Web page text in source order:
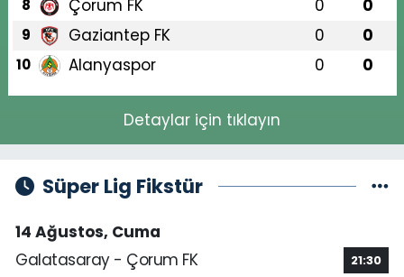
8 Çorum FK 0 0
9 Gaziantep FK 0 0
10 Alanyaspor 0 0
Detaylar için tıklayın
Süper Lig Fikstür
14 Ağustos, Cuma
Galatasaray - Çorum FK
21:30